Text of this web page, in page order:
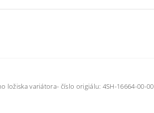
ložiska variátora- číslo origiálu: 4SH-16664-00-